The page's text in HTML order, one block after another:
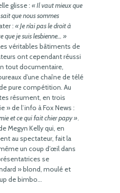
glisse : « Il vaut mieux que
que nous sommes
: « Je n’ai pas le droit à
que je suis lesbienne… »
véritables bâtiments de
ont cependant réussi
tout documentaire,
d’une chaîne de télé
pure compétition. Au
résument, en trois
» de l’info à Fox News :
et ce qui fait chier papy ».
Megyn Kelly qui, en
au spectateur, fait la
un coup d’œil dans
se
» blond, moulé et
de bimbo…